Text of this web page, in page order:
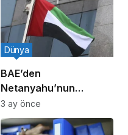
BAE’den
Netanyahu’nun
Ziyareti İddiasına
Yalanlama
Dünya
3 ay önce